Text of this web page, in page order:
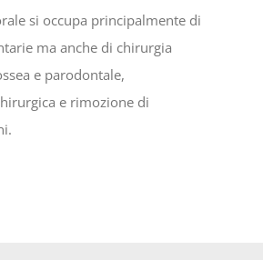
si occupa principalmente di
ma anche di chirurgia
e parodontale,
e rimozione di